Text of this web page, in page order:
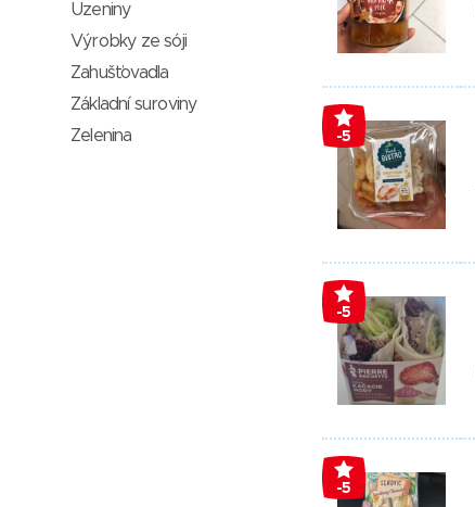
-5
-5
-5
Uzeniny
Výrobky ze sóji
Zahušťovadla
Základní suroviny
Zelenina